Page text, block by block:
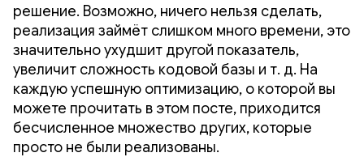
решение. Возможно, ничего нельзя сделать,
реализация займёт слишком много времени, это
значительно ухудшит другой показатель,
увеличит сложность кодовой базы и т. д. На
каждую успешную оптимизацию, о которой вы
можете прочитать в этом посте, приходится
бесчисленное множество других, которые
просто не были реализованы.